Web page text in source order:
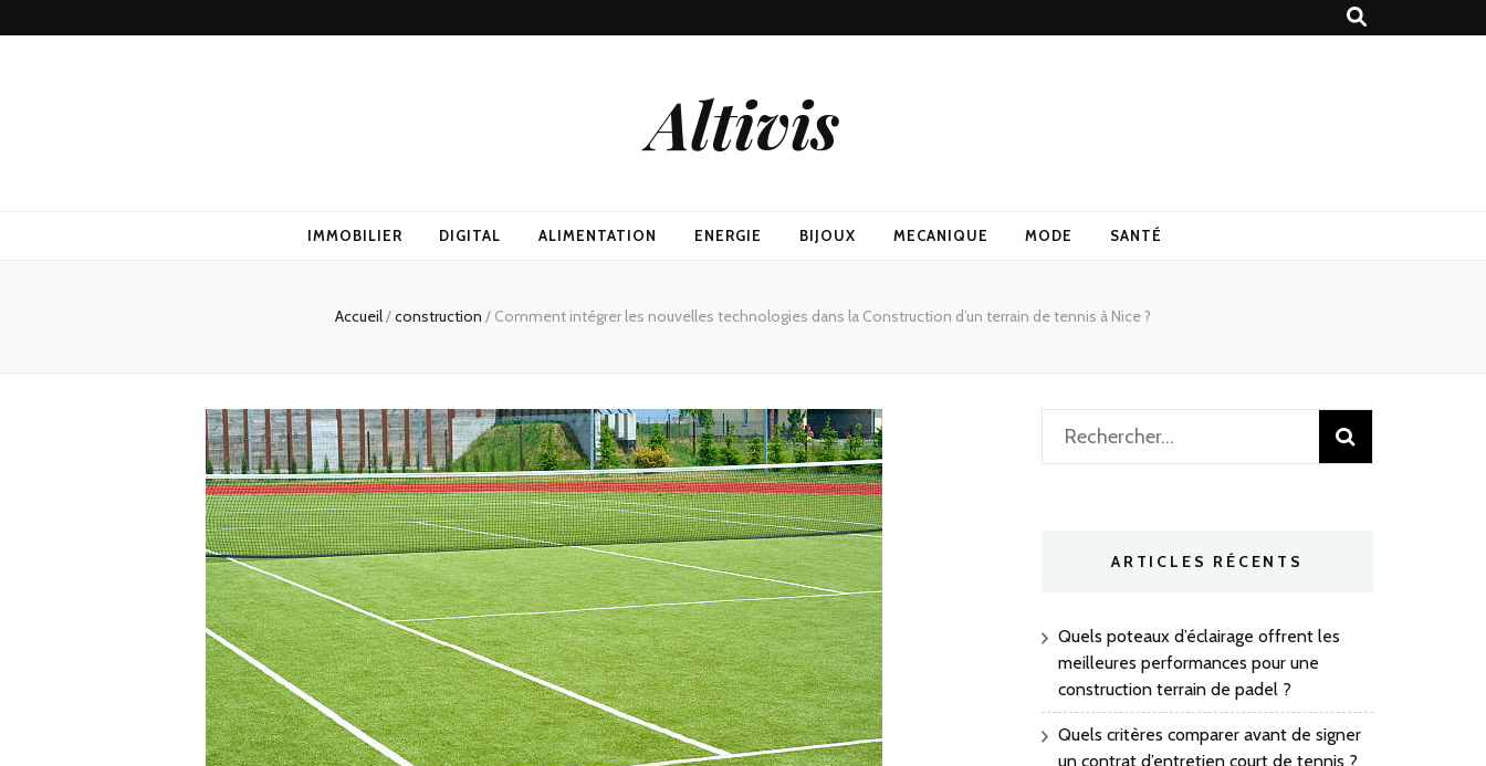
Altivis
IMMOBILIER DIGITAL ALIMENTATION ENERGIE BIJOUX MECANIQUE MODE SANTÉ
Accueil/construction / Comment intégrer les nouvelles technologies dans la Construction d’un terrain de tennis à Nice ?
Rechercher :
ARTICLES RÉCENTS
Quels poteaux d’éclairage offrent les
meilleures performances pour une
construction terrain de padel ?
Quels critères comparer avant de signer
un contrat d’entretien court de tennis ?